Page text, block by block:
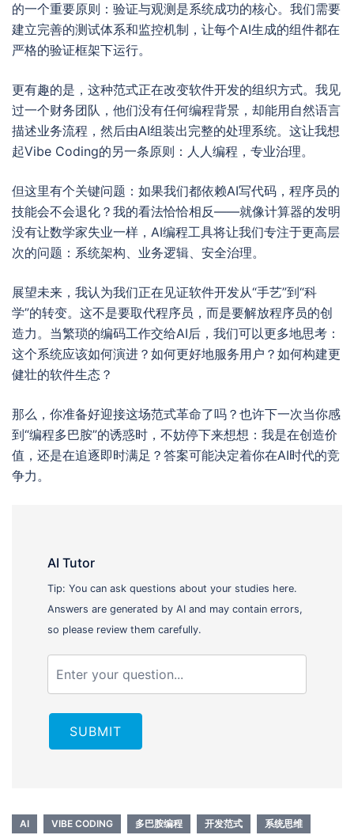
的一个重要原则：验证与观测是系统成功的核心。我们需要
建立完善的测试体系和监控机制，让每个AI生成的组件都在
严格的验证框架下运行。
更有趣的是，这种范式正在改变软件开发的组织方式。我见
过一个财务团队，他们没有任何编程背景，却能用自然语言
描述业务流程，然后由AI组装出完整的处理系统。这让我想
起Vibe Coding的另一条原则：人人编程，专业治理。
但这里有个关键问题：如果我们都依赖AI写代码，程序员的
技能会不会退化？我的看法恰恰相反——就像计算器的发明
没有让数学家失业一样，AI编程工具将让我们专注于更高层
次的问题：系统架构、业务逻辑、安全治理。
展望未来，我认为我们正在见证软件开发从“手艺”到“科
学”的转变。这不是要取代程序员，而是要解放程序员的创
造力。当繁琐的编码工作交给AI后，我们可以更多地思考：
这个系统应该如何演进？如何更好地服务用户？如何构建更
健壮的软件生态？
那么，你准备好迎接这场范式革命了吗？也许下一次当你感
到“编程多巴胺”的诱惑时，不妨停下来想想：我是在创造价
值，还是在追逐即时满足？答案可能决定着你在AI时代的竞
争力。
AI Tutor
Tip: You can ask questions about your studies here.
Answers are generated by AI and may contain errors,
so please review them carefully.
SUBMIT
AI VIBE CODING 多巴胺编程 开发范式 系统思维